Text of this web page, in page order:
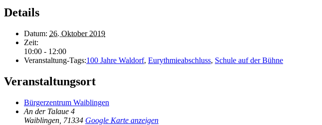
Details
Datum: 26. Oktober 2019
Zeit:
10:00 - 12:00
Veranstaltung-Tags:100 Jahre Waldorf, Eurythmieabschluss, Schule auf der Bühne
Veranstaltungsort
Bürgerzentrum Waiblingen
An der Talaue 4
Waiblingen 71334 Google Karte anzeigen